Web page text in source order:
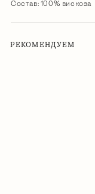
Состав: 100% вискоза
РЕКОМЕНДУЕМ